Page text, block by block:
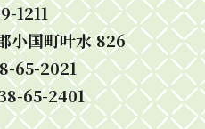
1211
小国町叶水 826
65-2021
65-2401